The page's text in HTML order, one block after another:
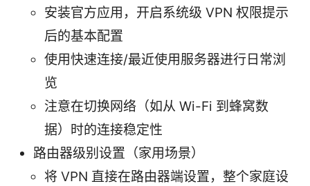
安装官方应用，开启系统级 VPN 权限提示
后的基本配置
使用快速连接/最近使用服务器进行日常浏
览
注意在切换网络（如从 Wi-Fi 到蜂窝数
据）时的连接稳定性
路由器级别设置（家用场景）
将 VPN 直接在路由器端设置，整个家庭设